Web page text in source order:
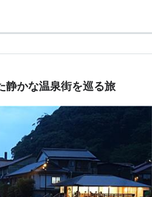
静かな温泉街を巡る旅